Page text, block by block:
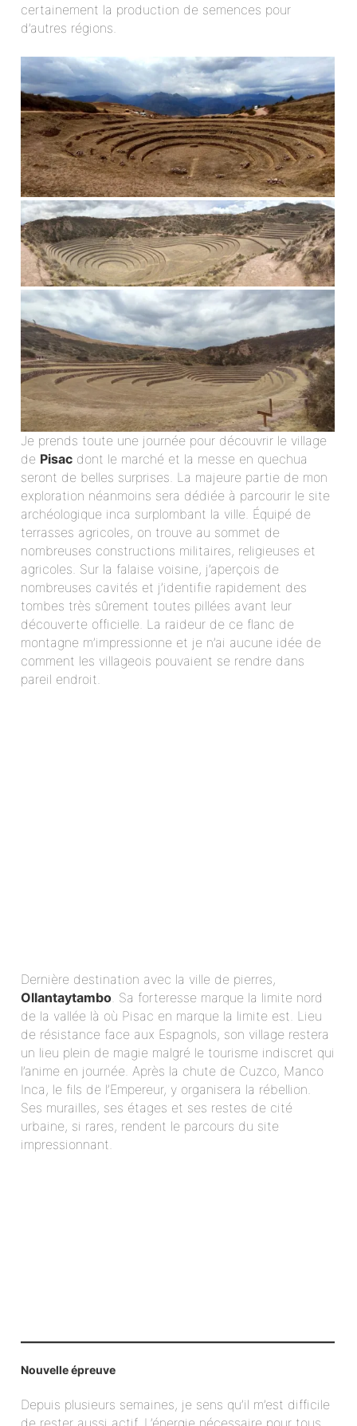
certainement la production de semences pour
d’autres régions.
Je prends toute une journée pour découvrir le village
de Pisac dont le marché et la messe en quechua
seront de belles surprises. La majeure partie de mon
exploration néanmoins sera dédiée à parcourir le site
archéologique inca surplombant la ville. Équipé de
terrasses agricoles, on trouve au sommet de
nombreuses constructions militaires, religieuses et
agricoles. Sur la falaise voisine, j’aperçois de
nombreuses cavités et j’identifie rapidement des
tombes très sûrement toutes pillées avant leur
découverte officielle. La raideur de ce flanc de
montagne m’impressionne et je n’ai aucune idée de
comment les villageois pouvaient se rendre dans
pareil endroit.
Dernière destination avec la ville de pierres,
Ollantaytambo. Sa forteresse marque la limite nord
de la vallée là où Pisac en marque la limite est. Lieu
de résistance face aux Espagnols, son village restera
un lieu plein de magie malgré le tourisme indiscret qui
l’anime en journée. Après la chute de Cuzco, Manco
Inca, le fils de l’Empereur, y organisera la rébellion.
Ses murailles, ses étages et ses restes de cité
urbaine, si rares, rendent le parcours du site
impressionnant.
Nouvelle épreuve
Depuis plusieurs semaines, je sens qu’il m’est difficile